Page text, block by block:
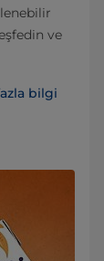
ve
bilgi